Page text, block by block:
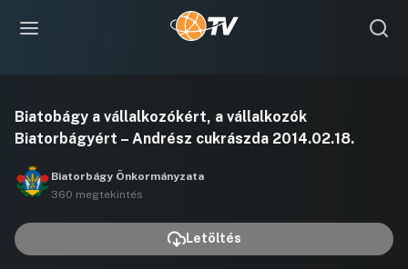
lejátszása
Biatobágy a vállalkozókért, a vállalkozók
Biatorbágyért – Andrész cukrászda 2014.02.18.
Biatorbágy Önkormányzata
360 megtekintés
Letöltés